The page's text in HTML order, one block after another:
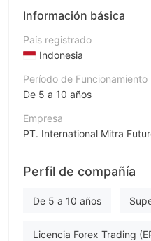
Información básica
País registrado
Indonesia
Período de Funcionamiento
De 5 a 10 años
Empresa
PT. International Mitra
Abreviación
FOREXimf
Empleado de la empresa
Perfil de compañía
De 5 a 10 años
Licencia Forex Trading